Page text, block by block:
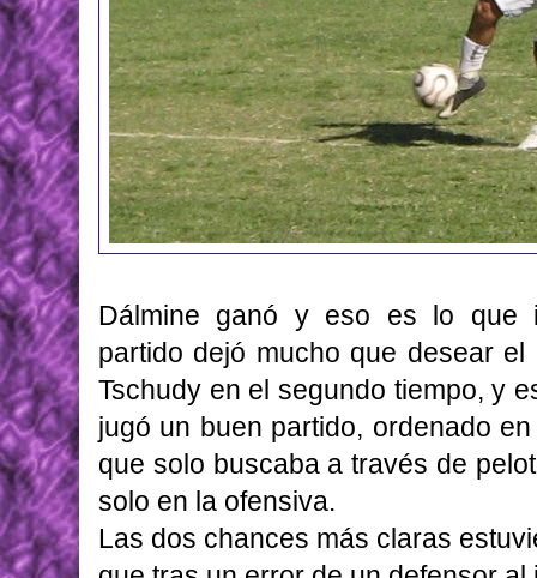
Dálmine ganó y eso es lo que
partido dejó mucho que desear
Tschudy en el segundo tiempo, y
jugó un buen partido, ordenado
que solo buscaba a través de
solo en la ofensiva.
Las dos chances más claras